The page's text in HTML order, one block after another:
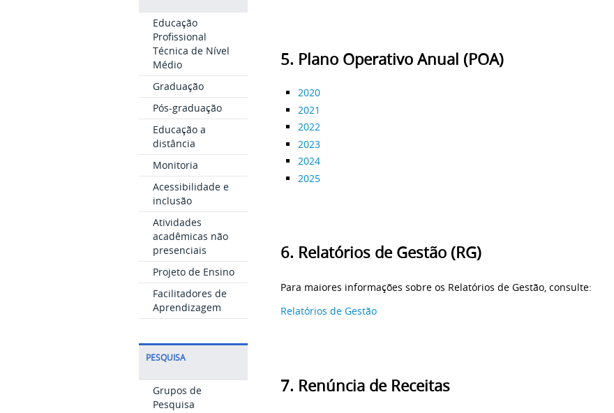
Educação
Profissional
Técnica de Nível
Médio
Graduação
Pós-graduação
Educação a
distância
Monitoria
Acessibilidade e
inclusão
Atividades
acadêmicas não
presenciais
Projeto de Ensino
Facilitadores de
Aprendizagem
PESQUISA
Grupos de
Pesquisa
5. Plano Operativo Anual (POA)
2020
2021
2022
2023
2024
2025
6. Relatórios de Gestão (RG)
Para maiores informações sobre os Relatórios de Gestão, consulte:
Relatórios de Gestão
7. Renúncia de Receitas